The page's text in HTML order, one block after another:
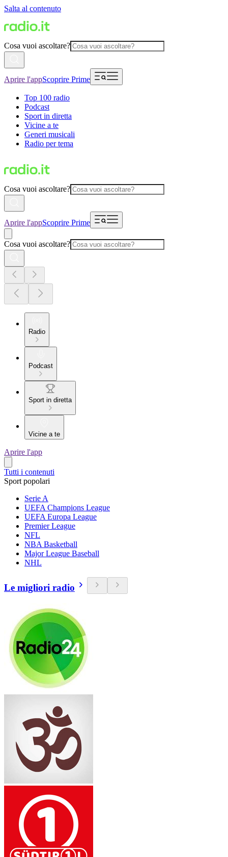
Salta al contenuto
Cosa vuoi ascoltare?
Aprire l'appScoprire Prime
Top 100 radio
Podcast
Sport in diretta
Vicine a te
Generi musicali
Radio per tema
Cosa vuoi ascoltare?
Aprire l'appScoprire Prime
Cosa vuoi ascoltare?
Radio
Podcast
Sport in diretta
Vicine a te
Aprire l'app
Tutti i contenuti
Sport popolari
Serie A
UEFA Champions League
UEFA Europa League
Premier League
NFL
NBA Basketball
Major League Baseball
NHL
Le migliori radio